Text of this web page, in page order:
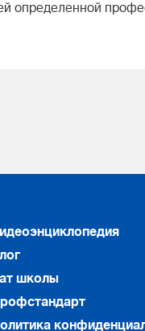
определенной
школы